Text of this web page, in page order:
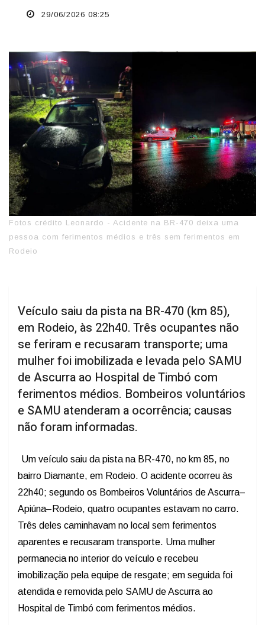
29/06/2026 08:25
Fotos crédito Leonardo - Acidente na BR-470 deixa uma
pessoa com ferimentos médios e três sem ferimentos em
Rodeio
Veículo saiu da pista na BR-470 (km 85),
em Rodeio, às 22h40. Três ocupantes não
se feriram e recusaram transporte; uma
mulher foi imobilizada e levada pelo SAMU
de Ascurra ao Hospital de Timbó com
ferimentos médios. Bombeiros voluntários
e SAMU atenderam a ocorrência; causas
não foram informadas.
Um veículo saiu da pista na BR-470, no km 85, no
bairro Diamante, em Rodeio. O acidente ocorreu às
22h40; segundo os Bombeiros Voluntários de Ascurra–
Apiúna–Rodeio, quatro ocupantes estavam no carro.
Três deles caminhavam no local sem ferimentos
aparentes e recusaram transporte. Uma mulher
permanecia no interior do veículo e recebeu
imobilização pela equipe de resgate; em seguida foi
atendida e removida pelo SAMU de Ascurra ao
Hospital de Timbó com ferimentos médios.